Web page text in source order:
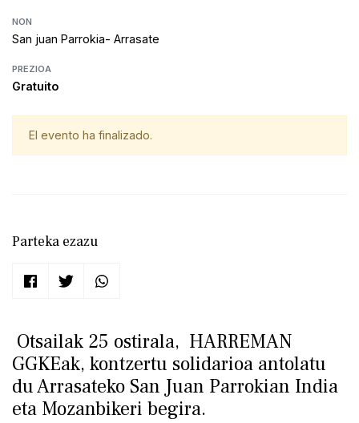
Otsailak 25 ostirala, HARREMAN
GGKEak, kontzertu solidarioa antolatu
du Arrasateko San Juan Parrokian India
eta Mozanbikeri begira.
NON
San juan Parrokia- Arrasate
PREZIOA
Gratuito
El evento ha finalizado.
Parteka ezazu